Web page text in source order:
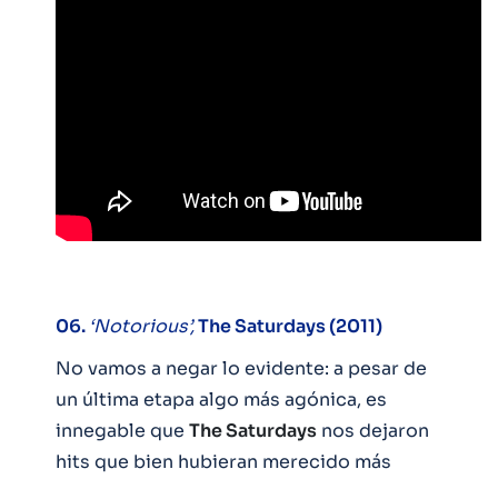
06. ‘Notorious’,The Saturdays (2011)
No vamos a negar lo evidente: a pesar de
un última etapa algo más agónica, es
innegable que The Saturdays nos dejaron
hits que bien hubieran merecido más